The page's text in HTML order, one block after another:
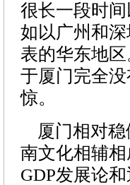
很长一段时
如以广州和
表的华东地
于厦门完全
惊。
厦门相对稳
南文化相辅
GDP发展论